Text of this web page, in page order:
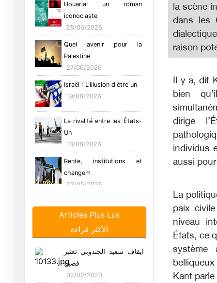
Houaria: un roman
iconoclaste
28/06/2026
Quel avenir pour la
Palestine
27/06/2026
Israël : L'illusion d'être un
19/06/2026
La rivalité entre les États-
Un
13/06/2026
Rente, institutions et
changem
23/05/2026
: Voi
04/05/2026
est-il au
25/04/2026
Articles Plus Lus
الأكثر قراءة
ايقاف سعيد الجندوبي تعتبر
فضيح
02/02/2020
la scène
dans les
raison
Il y a, dit
bien
dirige
individus
aussi
La
paix
niveau
États, ce
système
Kant parle